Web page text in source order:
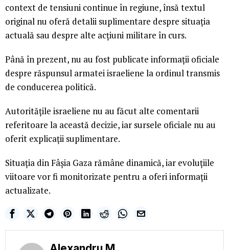
context de tensiuni continue în regiune, însă textul
original nu oferă detalii suplimentare despre situația
actuală sau despre alte acțiuni militare în curs.
Până în prezent, nu au fost publicate informații oficiale
despre răspunsul armatei israeliene la ordinul transmis
de conducerea politică.
Autoritățile israeliene nu au făcut alte comentarii
referitoare la această decizie, iar sursele oficiale nu au
oferit explicații suplimentare.
Situația din Fâșia Gaza rămâne dinamică, iar evoluțiile
viitoare vor fi monitorizate pentru a oferi informații
actualizate.